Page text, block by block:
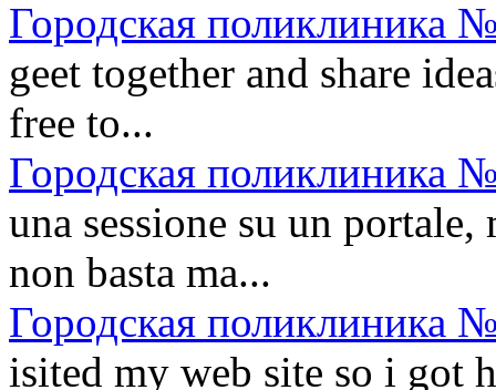
Городская поликлиника
geet together and share
free to...
Городская поликлиника
una sessione su un
non basta ma...
Городская поликлиника
isited my web site so i got